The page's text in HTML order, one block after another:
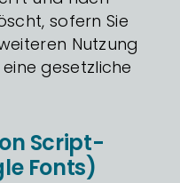
sofern Sie
Nutzung
gesetzliche
Script-
Fonts)